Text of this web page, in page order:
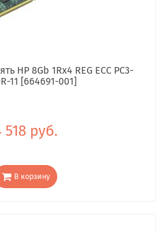
HP 8Gb 1Rx4 REG ECC PC3-
11 [664691-001]
518 руб.
В корзину